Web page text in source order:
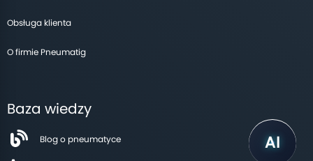
Obsługa klienta
O firmie Pneumatig
Baza wiedzy
Blog o pneumatyce